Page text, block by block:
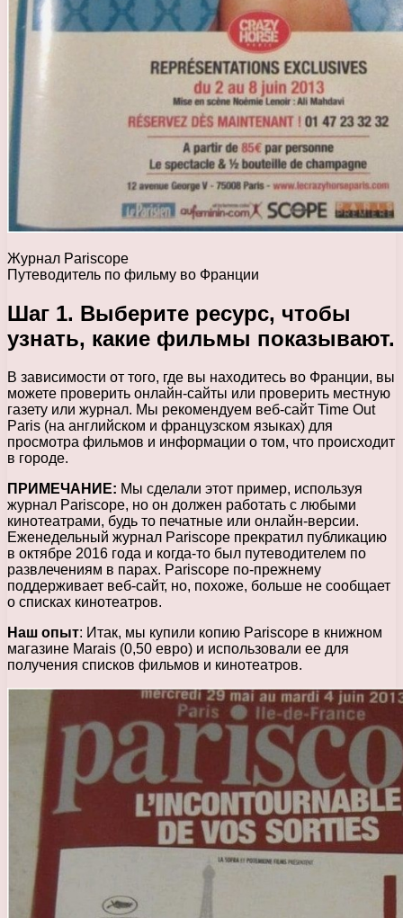
Журнал Pariscope
Путеводитель по фильму во Франции
Шаг 1. Выберите ресурс, чтобы
узнать, какие фильмы показывают.
В зависимости от того, где вы находитесь во Франции, вы
можете проверить онлайн-сайты или проверить местную
газету или журнал. Мы рекомендуем веб-сайт Time Out
Paris (на английском и французском языках) для
просмотра фильмов и информации о том, что происходит
в городе.
ПРИМЕЧАНИЕ: Мы сделали этот пример, используя
журнал Pariscope, но он должен работать с любыми
кинотеатрами, будь то печатные или онлайн-версии.
Еженедельный журнал Pariscope прекратил публикацию
в октябре 2016 года и когда-то был путеводителем по
развлечениям в парах. Pariscope по-прежнему
поддерживает веб-сайт, но, похоже, больше не сообщает
о списках кинотеатров.
Наш опыт: Итак, мы купили копию Pariscope в книжном
магазине Marais (0,50 евро) и использовали ее для
получения списков фильмов и кинотеатров.